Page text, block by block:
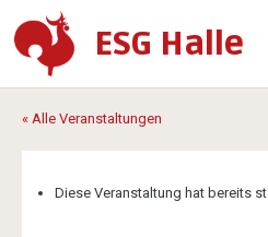
ESG Halle
« Alle Veranstaltungen
Diese Veranstaltung hat bereits